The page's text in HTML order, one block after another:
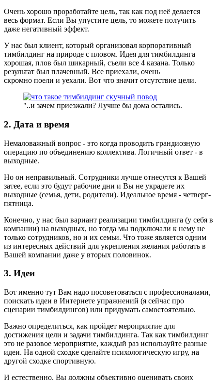
Очень хорошо проработайте цель, так как под неё делается
весь формат. Если Вы упустите цель, то можете получить
даже негативный эффект.
У нас был клиент, который организовал корпоративный
тимбилдинг на природе с пловом. Идея для тимбилдинга
хорошая, плов был шикарный, съели все 4 казана. Только
результат был плачевный. Все приехали, очень
скромно поели и уехали. Вот что значит отсутствие цели.
"..и зачем приезжали? Лучше бы дома остались.
2. Дата и время
Немаловажный вопрос - это когда проводить грандиозную
операцию по объединению коллектива. Логичный ответ - в
выходные.
Но он неправильный. Сотрудники лучше отнесутся к Вашей
затее, если это будут рабочие дни и Вы не украдете их
выходные (семья, дети, родители). Идеальное время - четверг-
пятница.
Конечно, у нас был вариант реализации тимбилдинга (у себя в
компании) на выходных, но тогда мы подключали к нему не
только сотрудников, но и их семьи. Что тоже является одним
из интересных действий для укрепления желания работать в
Вашей компании даже у вторых половинок.
3. Идеи
Вот именно тут Вам надо посоветоваться с профессионалами,
поискать идеи в Интернете упражнений (я сейчас про
сценарии тимбилдингов) или придумать самостоятельно.
Важно определиться, как пройдет мероприятие для
достижения цели и задачи тимбилдинга. Так как тимбилдинг
это не разовое мероприятие, каждый раз используйте разные
идеи. На одной сходке сделайте психологическую игру, на
другой сходке спортивную.
И естественно, Вы должны объективно оценивать своих